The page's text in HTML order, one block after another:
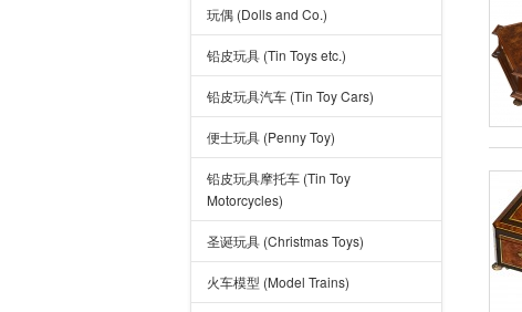
玩偶 (Dolls and Co.)
铅皮玩具 (Tin Toys etc.)
铅皮玩具汽车 (Tin Toy Cars)
便士玩具 (Penny Toy)
铅皮玩具摩托车 (Tin Toy
Motorcycles)
圣诞玩具 (Christmas Toys)
火车模型 (Model Trains)